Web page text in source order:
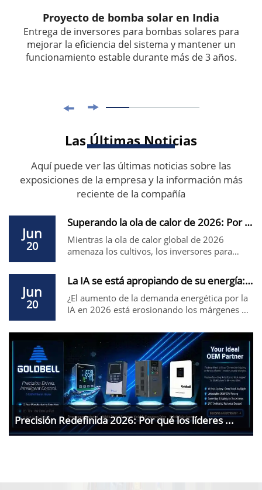
Proyecto de bomba solar en India
Entrega de inversores para bombas solares para
mejorar la eficiencia del sistema y mantener un
funcionamiento estable durante más de 3 años.
Las Últimas Noticias
Aquí puede ver las últimas noticias sobre las
exposiciones de la empresa y la información más
reciente de la compañía
Jun
20
Superando la ola de calor de 2026: Por qué los ...
Mientras la ola de calor global de 2026
amenaza los cultivos, los inversores para
eficiencia MPPT del 99,9 % y protección IP65.
La principal alternativa estadounidense a
USFULL para riego agrícola y suministro
remoto de agua. Precio directo de fábrica.
Jun
20
La IA se está apropiando de su energía: ¿por qu...
¿El aumento de la demanda energética por la
IA en 2026 está erosionando los márgenes de
datos. Pase al Goldbell G580M: la alternativa
de alta eficiencia a Siemens/ABB que reduce
los costos energéticos hasta un 45 %. Precio
directo de fábrica.
Precisión Redefinida 2026: Por qué los líderes ...